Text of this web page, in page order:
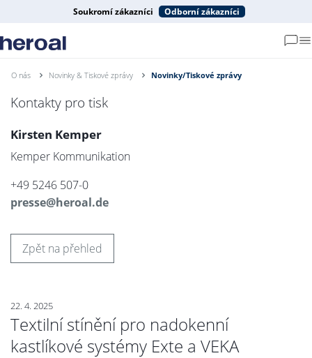
Soukromí zákazníci Odborní zákazníci
O nás Novinky & Tiskové zprávy Novinky/Tiskové zprávy
Kontakty pro tisk
Kirsten Kemper
Kemper Kommunikation
+49 5246 507-0
presse@heroal.de
Zpět na přehled
22. 4. 2025
Textilní stínění pro nadokenní
kastlíkové systémy Exte a VEKA